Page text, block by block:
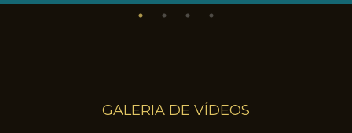
GALERIA DE VÍDEOS